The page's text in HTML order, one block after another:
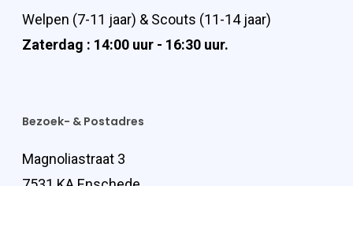
Welpen (7-11 jaar) & Scouts (11-14 jaar)
Zaterdag : 14:00 uur - 16:30 uur.
Bezoek- & Postadres
Magnoliastraat 3
7531 KA Enschede